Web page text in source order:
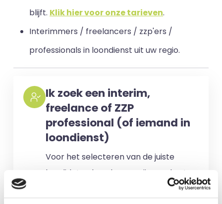
blijft. Klik hier voor onze tarieven.
Interimmers / freelancers / zzp'ers /
professionals in loondienst uit uw regio.
Ik zoek een interim,
freelance of ZZP
professional (of iemand in
loondienst)
Voor het selecteren van de juiste
kandidaten berekenen wij geen kosten.
Kosten worden